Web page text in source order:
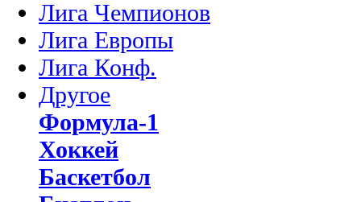
Лига Чемпионов
Лига Европы
Лига Конф.
Другое
Формула-1
Хоккей
Баскетбол